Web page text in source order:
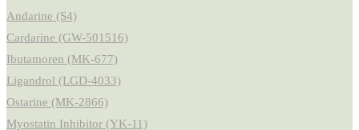
Andarine (S4)
Cardarine (GW-501516)
Ibutamoren (MK-677)
Ligandrol (LGD-4033)
Ostarine (MK-2866)
Myostatin Inhibitor (YK-11)